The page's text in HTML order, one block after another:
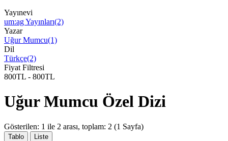
Yayınevi
um:ag Yayınları(2)
Yazar
Uğur Mumcu(1)
Dil
Türkçe(2)
Fiyat Filtresi
800TL - 800TL
Uğur Mumcu Özel Dizi
Gösterilen: 1 ile 2 arası, toplam: 2 (1 Sayfa)
Tablo Liste